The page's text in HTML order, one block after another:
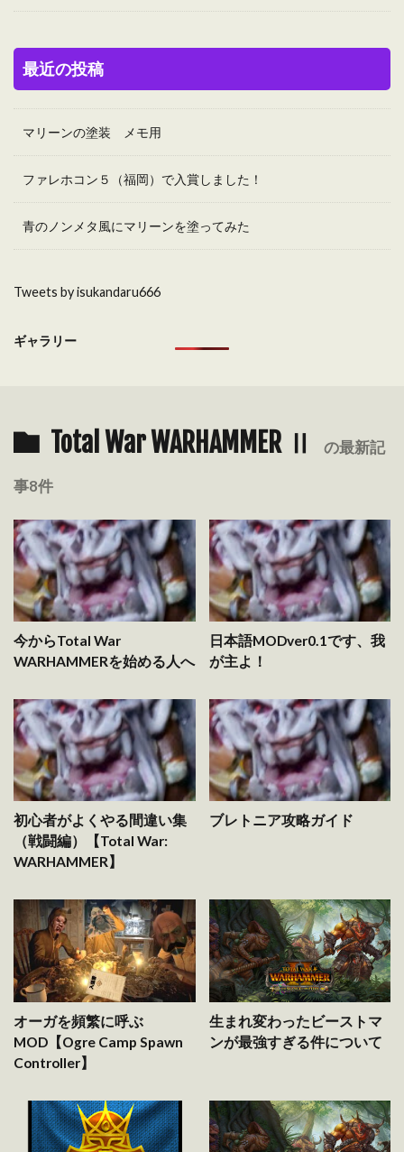
最近の投稿
マリーンの塗装 メモ用
ファレホコン５（福岡）で入賞しました！
青のノンメタ風にマリーンを塗ってみた
Tweets by isukandaru666
ギャラリー
Total War WARHAMMER Ⅱ の最新記
事8件
今からTotal War
WARHAMMERを始める人へ
日本語MODver0.1です、我
が主よ！
初心者がよくやる間違い集
（戦闘編）【Total War:
WARHAMMER】
ブレトニア攻略ガイド
オーガを頻繁に呼ぶ
MOD【Ogre Camp Spawn
Controller】
生まれ変わったビーストマ
ンが最強すぎる件について